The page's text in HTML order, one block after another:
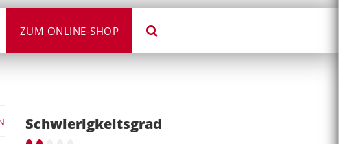
ZUM ONLINE-SHOP
Schwierigkeitsgrad